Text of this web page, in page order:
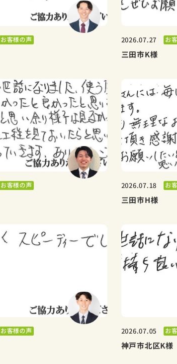
お客様の声 2026.07.27 お
三田市K様
お客様の声 2026.07.18 お
三田市H様
お客様の声 2026.07.05 お
神戸市北区K様